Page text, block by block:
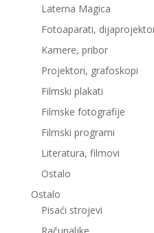
Laterna Magica
Fotoaparati,
Kamere, pribor
Projektori, grafoskopi
Filmski plakati
Filmske fotografije
Filmski programi
Literatura, filmovi
Ostalo
Ostalo
Pisaći strojevi
Računaljke